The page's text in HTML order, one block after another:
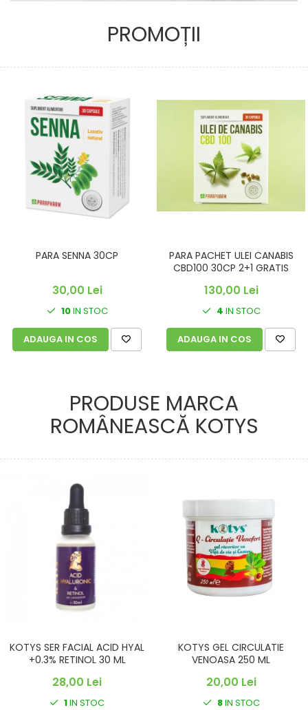
PROMOȚII
PARA SENNA 30CP
30,00 Lei
10IN STOC
ADAUGA IN COS
PARA PACHET ULEI CANABIS
CBD100 30CP 2+1 GRATIS
130,00 Lei
4 IN STOC
ADAUGA IN COS
PRODUSE MARCA
ROMÂNEASCĂ KOTYS
KOTYS SER FACIAL ACID HYAL
+0.3% RETINOL 30 ML
28,00 Lei
1IN STOC
KOTYS GEL CIRCULATIE
VENOASA 250 ML
20,00 Lei
8IN STOC